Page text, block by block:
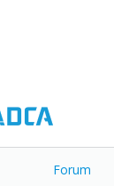
Forum